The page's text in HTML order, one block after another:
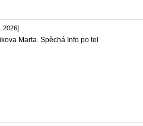
2026]
Marta. Spěchá Info po tel